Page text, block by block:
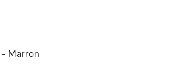
Marron